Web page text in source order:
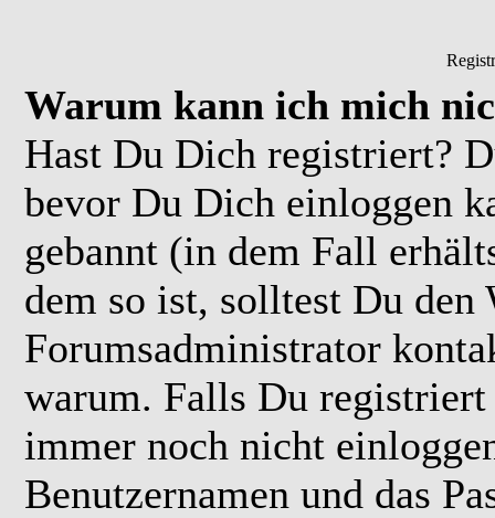
Warum kann ich mich
Hast Du Dich registriert?
bevor Du Dich einloggen
gebannt (in dem Fall
dem so ist, solltest Du den
Forumsadministrator
warum. Falls Du
immer noch nicht
Benutzernamen und das